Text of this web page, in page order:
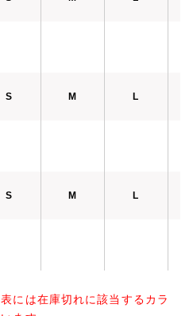
S M L
S M L
には在庫切れに該当するカラ